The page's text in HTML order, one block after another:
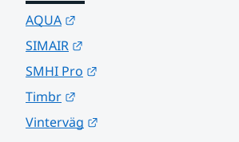
AQUA
SIMAIR
SMHI Pro
Timbr
Vinterväg